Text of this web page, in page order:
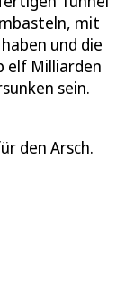
mit
und die
elf Milliarden
sein.
den Arsch.